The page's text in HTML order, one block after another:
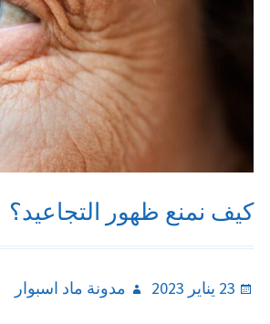
كيف نمنع ظهور التجاعيد؟
Posted
23 يناير 2023 Author
مدونة ماد اسبوار